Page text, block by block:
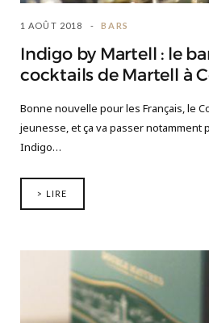
1 AOÛT 2018 BARS
Indigo by Martell : le
cocktails de Martell à
Bonne nouvelle pour les Français, le
jeunesse, et ça va passer notamment
Indigo…
> LIRE